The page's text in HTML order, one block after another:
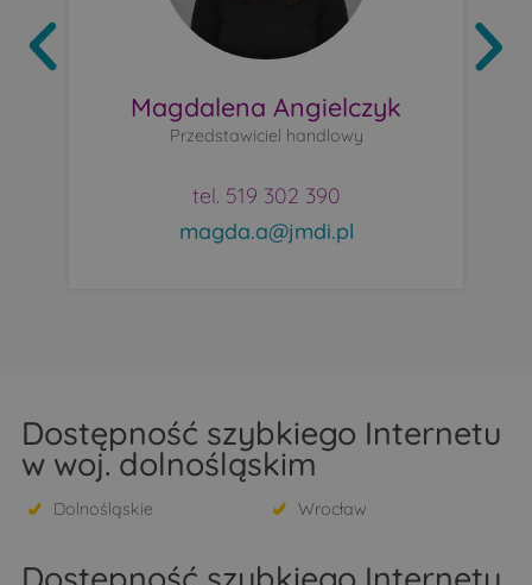
Magdalena Angielczyk
Przedstawiciel handlowy
tel. 519 302 390
magda.a@jmdi.pl
Dostępność szybkiego Internetu
w woj. dolnośląskim
Dolnośląskie Wrocław